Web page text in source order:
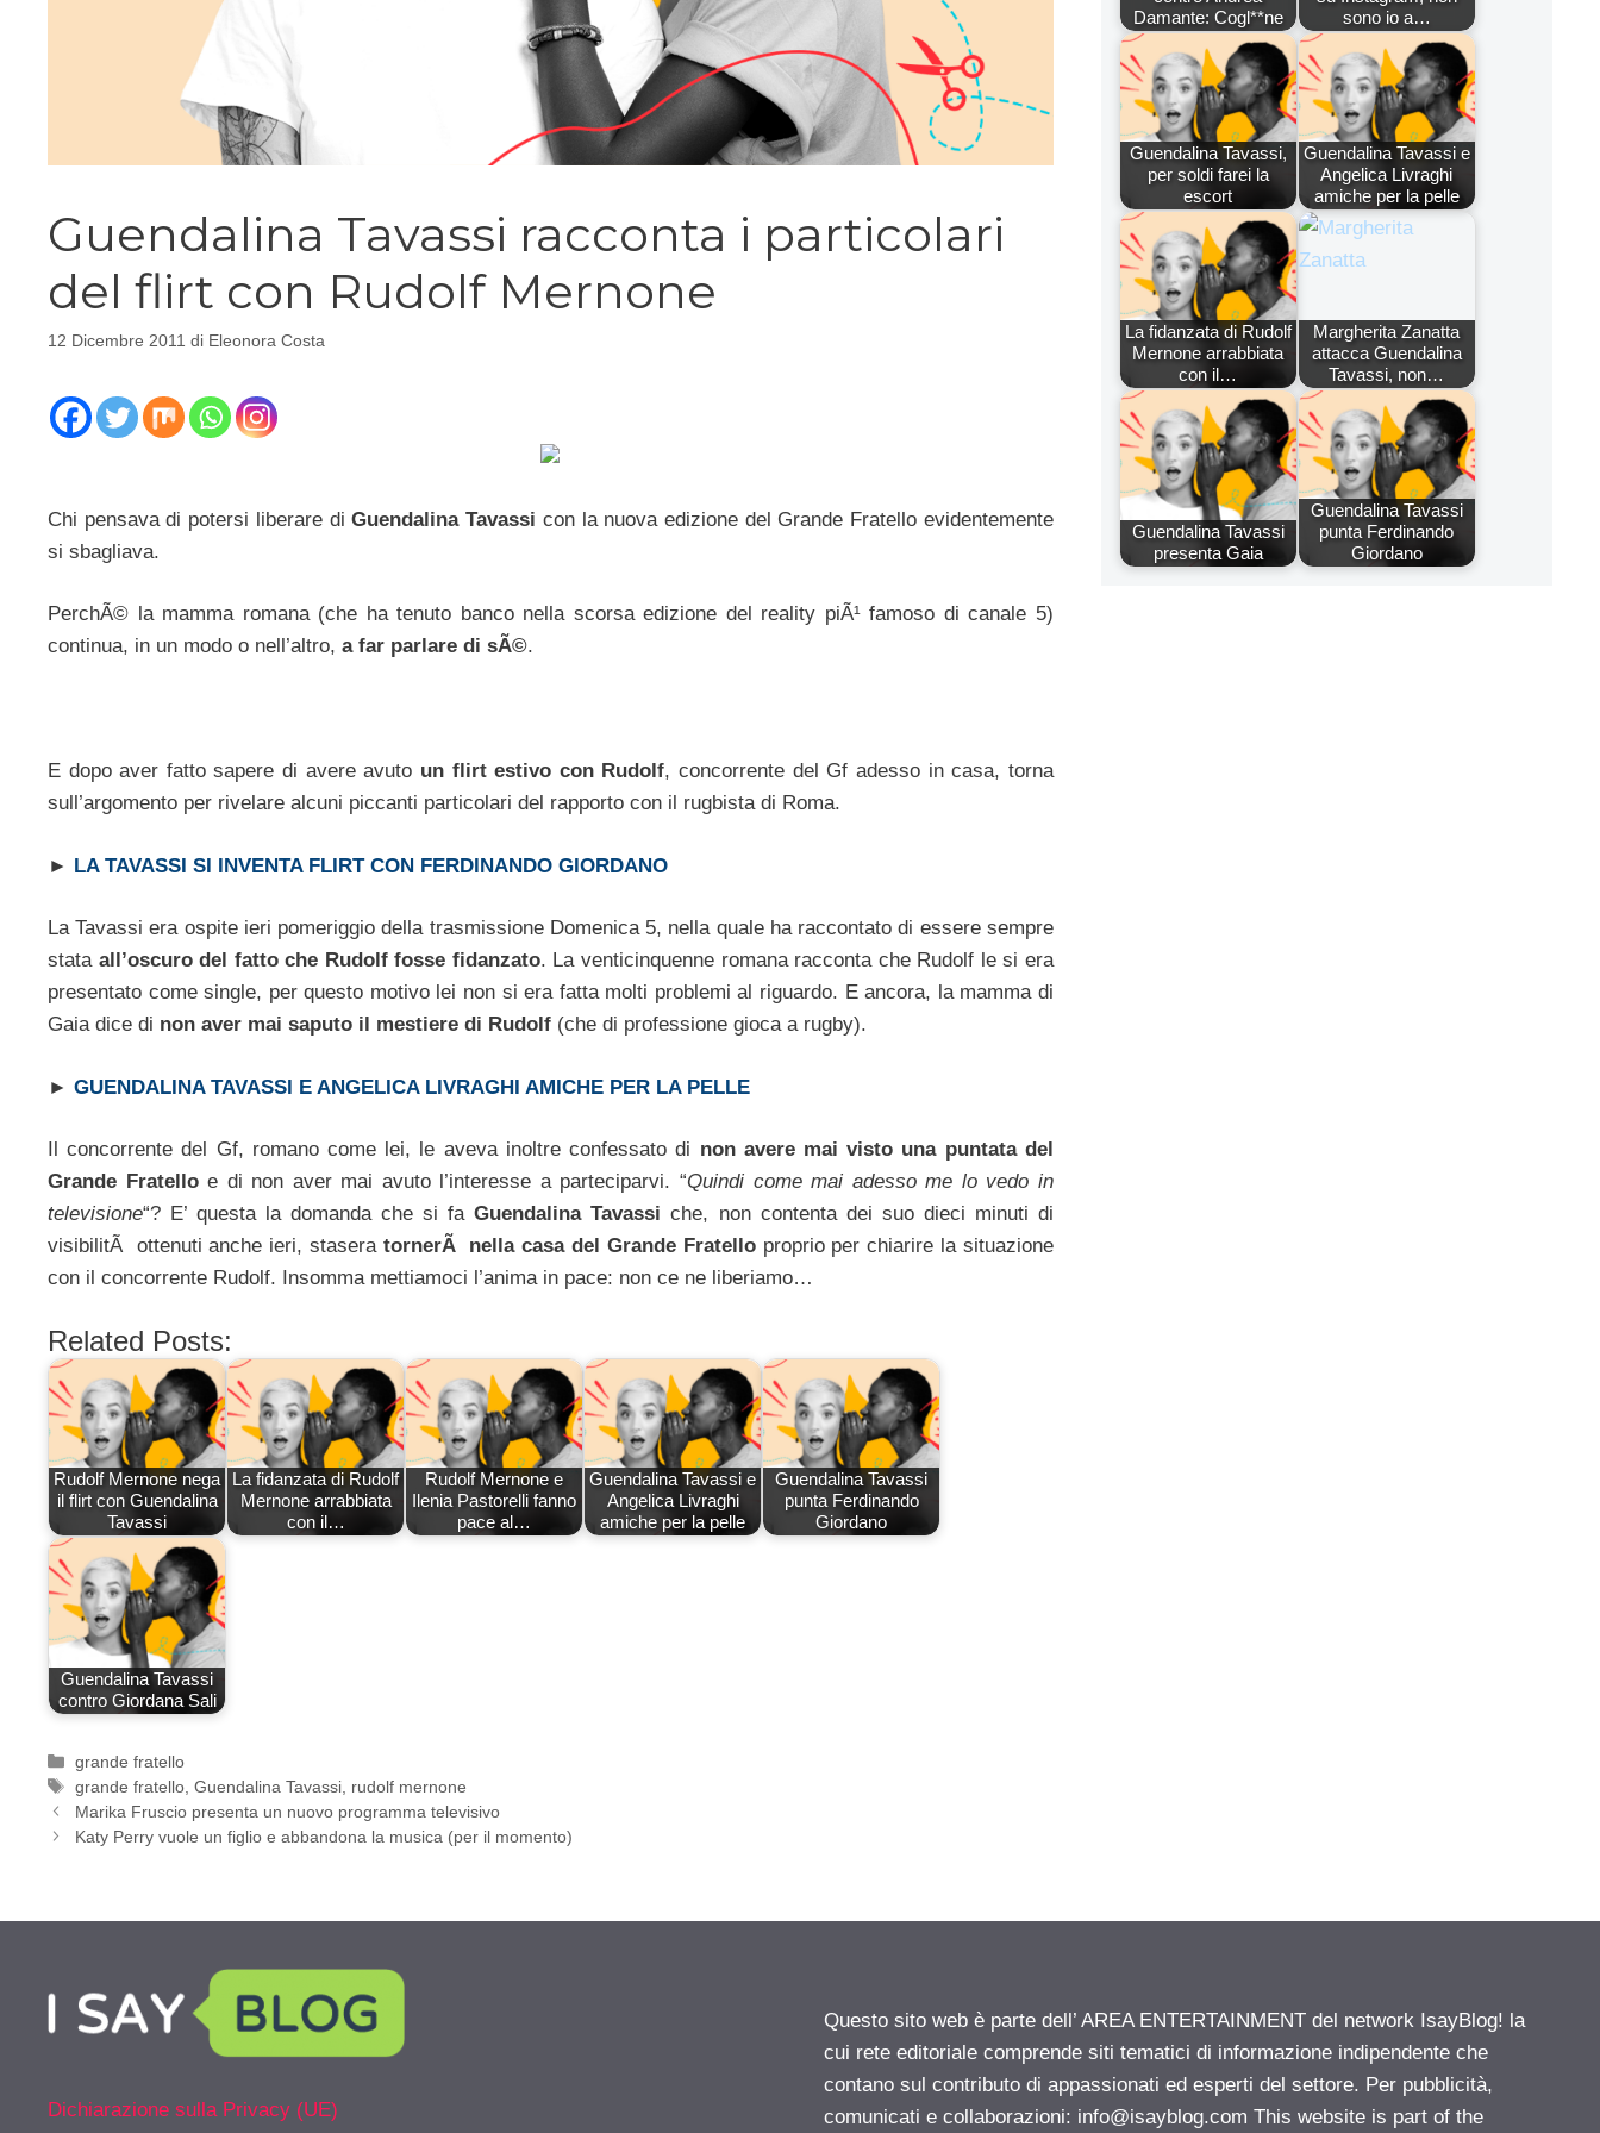
Guendalina Tavassi racconta i particolari
del flirt con Rudolf Mernone
12 Dicembre 2011 di Eleonora Costa
Chi pensava di potersi liberare diGuendalina Tavassi con la nuova edizione del Grande Fratello evidentemente
si sbagliava.
PerchÃ© la mamma romana (che ha tenuto banco nella scorsa edizione del reality piÃ¹ famoso di canale 5)
continua, in un modo o nell’altro, a far parlare di sÃ©.
E dopo aver fatto sapere di avere avuto un flirt estivo con Rudolf, concorrente del Gf adesso in casa, torna
sull’argomento per rivelare alcuni piccanti particolari del rapporto con il rugbista di Roma.
► LA TAVASSI SI INVENTA FLIRT CON FERDINANDO GIORDANO
La Tavassi era ospite ieri pomeriggio della trasmissione Domenica 5, nella quale ha raccontato di essere sempre
stata all’oscuro del fatto che Rudolf fosse fidanzato. La venticinquenne romana racconta che Rudolf le si era
presentato come single, per questo motivo lei non si era fatta molti problemi al riguardo. E ancora, la mamma di
Gaia dice di non aver mai saputo il mestiere di Rudolf (che di professione gioca a rugby).
► GUENDALINA TAVASSI E ANGELICA LIVRAGHI AMICHE PER LA PELLE
Il concorrente del Gf, romano come lei, le aveva inoltre confessato di non avere mai visto una puntata del
Grande Fratelloe di non aver mai avuto l’interesse a parteciparvi. “Quindi come mai adesso me lo vedo in
televisione“? E’ questa la domanda che si faGuendalina Tavassiche, non contenta dei suo dieci minuti di
visibilitÃ ottenuti anche ieri, stasera tornerÃ nella casa del Grande Fratelloproprio per chiarire la situazione
con il concorrente Rudolf. Insomma mettiamoci l’anima in pace: non ce ne liberiamo…
Related Posts:
Rudolf Mernone nega
il flirt con Guendalina
Tavassi
La fidanzata di Rudolf
Mernone arrabbiata
con il…
Rudolf Mernone e
Ilenia Pastorelli fanno
pace al…
Guendalina Tavassi e
Angelica Livraghi
amiche per la pelle
Guendalina Tavassi
punta Ferdinando
Giordano
Guendalina Tavassi
contro Giordana Sali
Categorie
grande fratello
Tag
grande fratello ,Guendalina Tavassi rudolf mernone
Marika Fruscio presenta un nuovo programma televisivo
Katy Perry vuole un figlio e abbandona la musica (per il momento)
Damante: Cogl**ne
sono io a…
Guendalina Tavassi,
per soldi farei la
escort
Guendalina Tavassi e
Angelica Livraghi
amiche per la pelle
La fidanzata di Rudolf
Mernone arrabbiata
con il…
Margherita Zanatta
attacca Guendalina
Tavassi, non…
Guendalina Tavassi
presenta Gaia
Guendalina Tavassi
punta Ferdinando
Giordano
Dichiarazione sulla Privacy (UE)
Questo sito web è parte dell’ AREA ENTERTAINMENT del network IsayBlog! la
cui rete editoriale comprende siti tematici di informazione indipendente che
contano sul contributo di appassionati ed esperti del settore. Per pubblicità,
comunicati e collaborazioni: info@isayblog.com This website is part of the